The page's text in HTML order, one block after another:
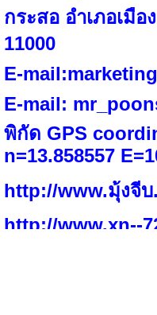
กระสอ อำเภอเมื
11000
E-mail:
E-mail:
พิกัด GPS
n=13.858557 E=
http://www.มุ้งจี
http://www.xn--